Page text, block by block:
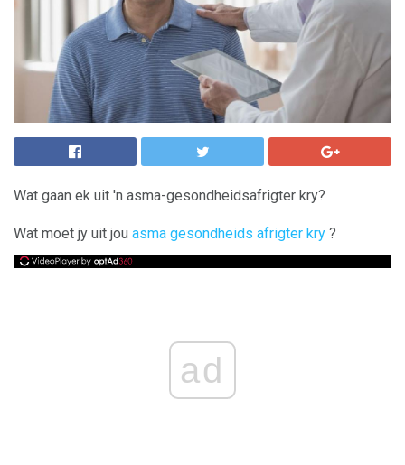
Wat gaan ek uit 'n asma-gesondheidsafrigter kry?
Wat moet jy uit jou asma gesondheids afrigter kry ?
ad